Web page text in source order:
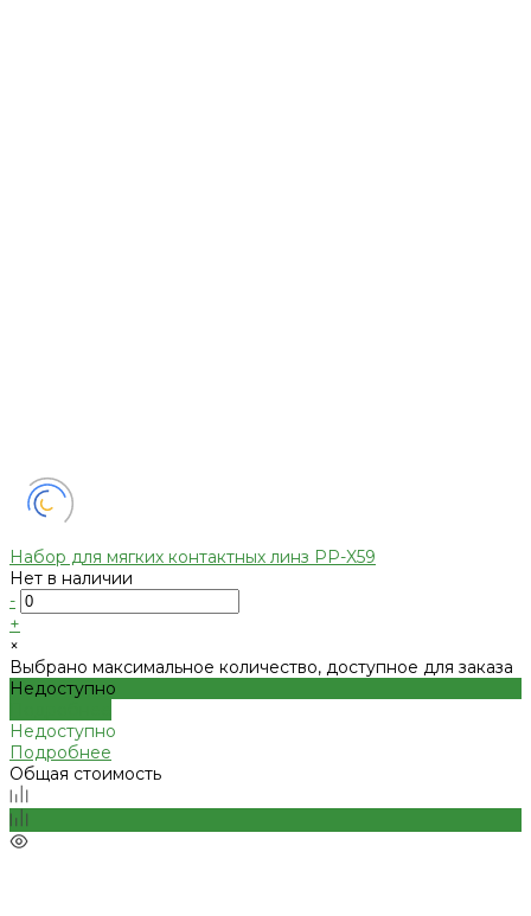
Набор для мягких контактных линз PP-X59
Нет в наличии
-
+
×
Выбрано максимальное количество, доступное для заказа
Недоступно
Недоступно
Подробнее
Общая стоимость